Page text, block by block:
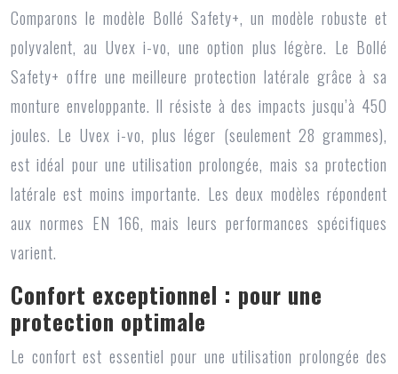
Comparons le modèle Bollé Safety+, un modèle robuste et
polyvalent, au Uvex i-vo, une option plus légère. Le Bollé
Safety+ offre une meilleure protection latérale grâce à sa
monture enveloppante. Il résiste à des impacts jusqu’à 450
joules. Le Uvex i-vo, plus léger (seulement 28 grammes),
est idéal pour une utilisation prolongée, mais sa protection
latérale est moins importante. Les deux modèles répondent
aux normes EN 166, mais leurs performances spécifiques
varient.
Confort exceptionnel : pour une
protection optimale
Le confort est essentiel pour une utilisation prolongée des